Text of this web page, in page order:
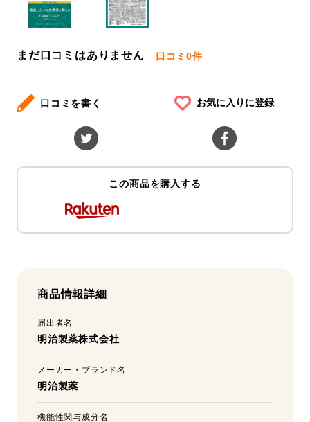
まだ口コミはありません 口コミ0件
口コミを書く お気に入りに登録
この商品を購入する
商品情報詳細
届出者名
明治製薬株式会社
メーカー・ブランド名
明治製薬
機能性関与成分名